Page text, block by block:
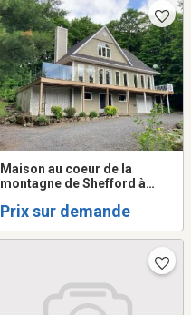
Maison au coeur de la
montagne de Shefford à
Prix sur demande